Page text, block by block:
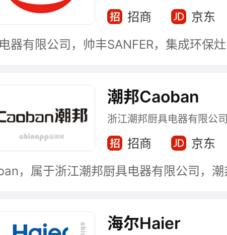
招商 京东
潮邦Caoban
浙江潮邦厨具电器有限公司
招商 京东
海尔Haier